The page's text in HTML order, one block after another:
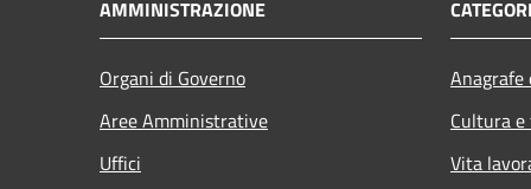
AMMINISTRAZIONE
Organi di Governo
Aree Amministrative
Uffici
Cultura
Vita